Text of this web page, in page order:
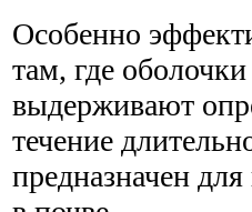
Особенно
там, где
выдерживают
течение
предназначен